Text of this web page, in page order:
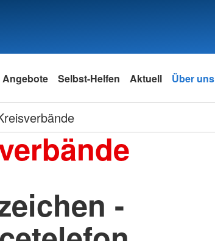
Angebote Selbst-Helfen Aktuell Über uns
-